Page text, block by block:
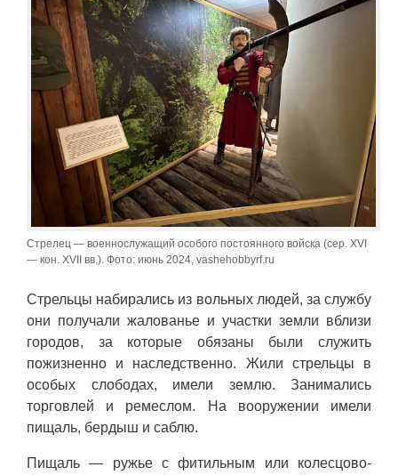
Стрелец — военнослужащий особого постоянного войска (сер. XVI
— кон. XVII вв.). Фото: июнь 2024, vashehobbyrf.ru
Стрельцы набирались из вольных людей, за службу
они получали жалованье и участки земли вблизи
городов, за которые обязаны были служить
пожизненно и наследственно. Жили стрельцы в
особых слободах, имели землю. Занимались
торговлей и ремеслом. На вооружении имели
пищаль, бердыш и саблю.
Пищаль — ружье с фитильным или колесцово-